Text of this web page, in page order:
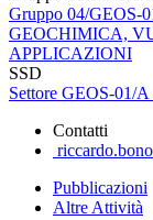
Gruppo 04/
GEOCHIMICA,
APPLICAZIONI
SSD
Settore GEOS-01/
Contatti
Pubblicazioni
Altre Attività